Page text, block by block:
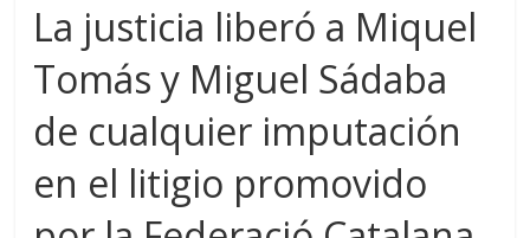
La justicia liberó a Miquel
Tomás y Miguel Sádaba
de cualquier imputación
en el litigio promovido